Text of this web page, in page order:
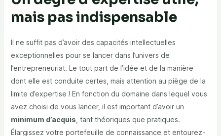
mais pas indispensable
Il ne suffit pas d’avoir des capacités intellectuelles
exceptionnelles pour se lancer dans l’univers de
l’entrepreneuriat. Le tout part de l’idée et de la manière
dont elle est conduite certes, mais attention au piège de la
limite d’expertise ! En fonction du domaine dans lequel vous
avez choisi de vous lancer, il est important d’avoir un
minimum d’acquis , tant théoriques que pratiques.
Élargissez votre portefeuille de connaissance et entourez-